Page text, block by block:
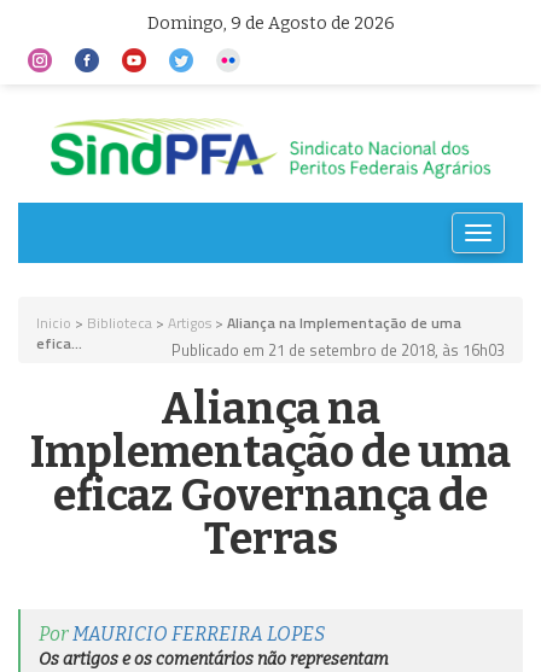
Domingo, 9 de Agosto de 2026
Toggle
Inicio > Biblioteca > Artigos > Aliança na Implementação de uma
efica...
Publicado em 21 de setembro de 2018, às 16h03
Aliança na
Implementação de uma
eficaz Governança de
Terras
PorMAURICIO FERREIRA LOPES
Os artigos e os comentários não representam